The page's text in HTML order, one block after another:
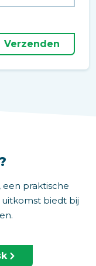
Verzenden
een praktische
biedt bij